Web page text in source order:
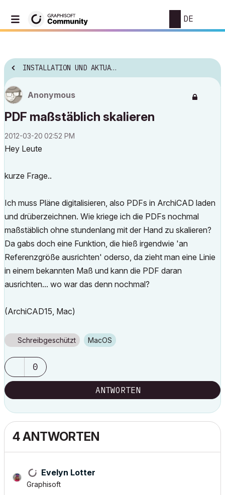
DE
INSTALLATION UND AKTUALISIERUNG
Anonymous
PDF maßstäblich skalieren
‎2012-03-20 02:52 PM
Hey Leute
kurze Frage..
Ich muss Pläne digitalisieren, also PDFs in ArchiCAD laden
und drüberzeichnen. Wie kriege ich die PDFs nochmal
maßstäblich ohne stundenlang mit der Hand zu skalieren?
Da gabs doch eine Funktion, die hieß irgendwie 'an
Referenzgröße ausrichten' oderso, da zieht man eine Linie
in einem bekannten Maß und kann die PDF daran
ausrichten... wo war das denn nochmal?
(ArchiCAD15, Mac)
Schreibgeschützt macOS
0
ANTWORTEN
4 ANTWORTEN
Evelyn Lotter
Graphisoft